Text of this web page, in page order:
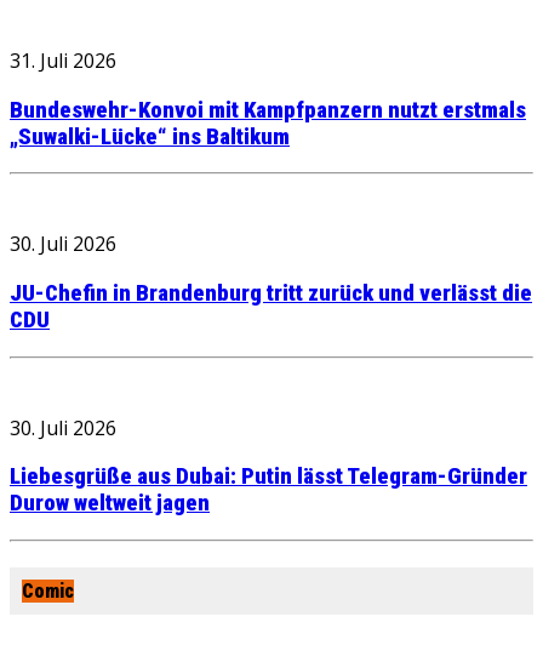
31. Juli 2026
Bundeswehr-Konvoi mit Kampfpanzern nutzt erstmals
„Suwalki-Lücke“ ins Baltikum
30. Juli 2026
JU-Chefin in Brandenburg tritt zurück und verlässt die
CDU
30. Juli 2026
Liebesgrüße aus Dubai: Putin lässt Telegram-Gründer
Durow weltweit jagen
Comic